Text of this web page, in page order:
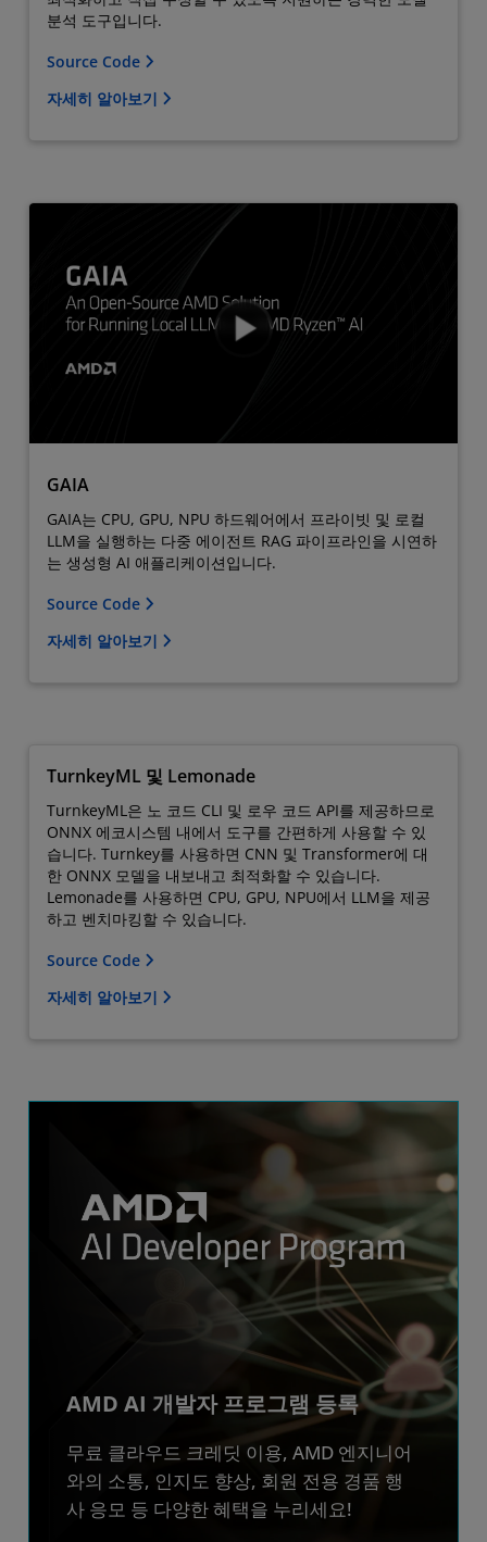
분석 도구입니다.
Source Code
자세히 알아보기
GAIA
GAIA는 CPU, GPU, NPU 하드웨어에서 프라이빗 및 로컬
LLM을 실행하는 다중 에이전트 RAG 파이프라인을 시연하
는 생성형 AI 애플리케이션입니다.
Source Code
자세히 알아보기
TurnkeyML 및 Lemonade
TurnkeyML은 노 코드 CLI 및 로우 코드 API를 제공하므로
ONNX 에코시스템 내에서 도구를 간편하게 사용할 수 있
습니다. Turnkey를 사용하면 CNN 및 Transformer에 대
한 ONNX 모델을 내보내고 최적화할 수 있습니다.
Lemonade를 사용하면 CPU, GPU, NPU에서 LLM을 제공
하고 벤치마킹할 수 있습니다.
Source Code
자세히 알아보기
AMD AI 개발자 프로그램 등록
무료 클라우드 크레딧 이용, AMD 엔지니어
와의 소통, 인지도 향상, 회원 전용 경품 행
사 응모 등 다양한 혜택을 누리세요!